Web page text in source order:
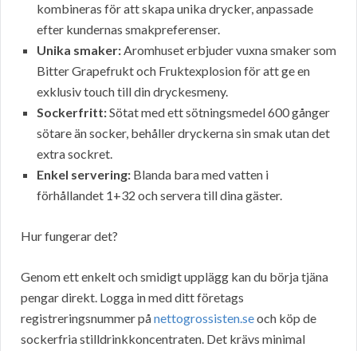
kombineras för att skapa unika drycker, anpassade
efter kundernas smakpreferenser.
Unika smaker:Aromhuset erbjuder vuxna smaker som
Bitter Grapefrukt och Fruktexplosion för att ge en
exklusiv touch till din dryckesmeny.
Sockerfritt:Sötat med ett sötningsmedel 600 gånger
sötare än socker, behåller dryckerna sin smak utan det
extra sockret.
Enkel servering: Blanda bara med vatten i
förhållandet 1+32 och servera till dina gäster.
Hur fungerar det?
Genom ett enkelt och smidigt upplägg kan du börja tjäna
pengar direkt. Logga in med ditt företags
registreringsnummer pånettogrossisten.seoch köp de
sockerfria stilldrinkkoncentraten. Det krävs minimal